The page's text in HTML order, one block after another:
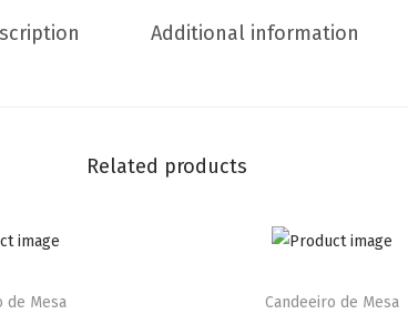
Additional information
Related products
de Mesa Candeeiro de Mesa